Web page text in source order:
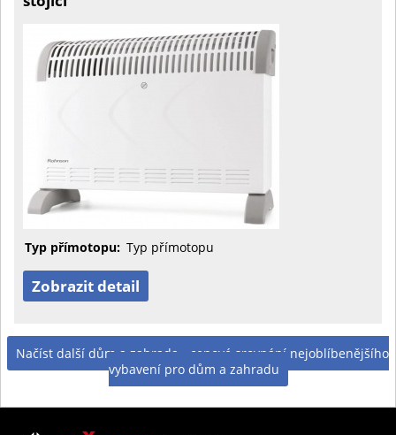
Typ přímotopu: Typ přímotopu
Zobrazit detail
Načíst další dům a zahrada - cenové srovnání nejoblíbenějšího
vybavení pro dům a zahradu